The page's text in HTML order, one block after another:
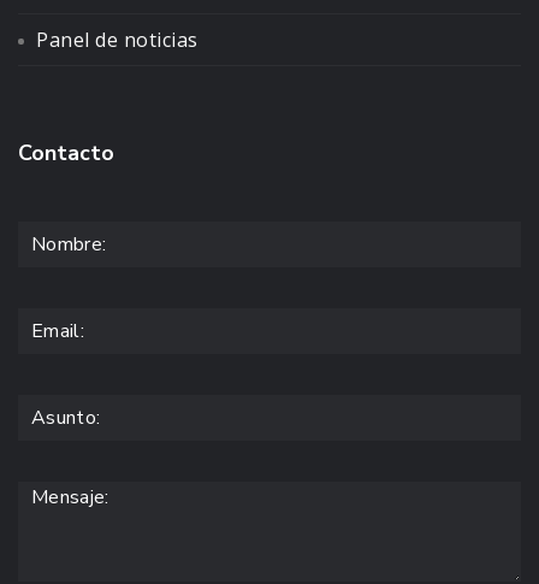
Panel de noticias
Contacto